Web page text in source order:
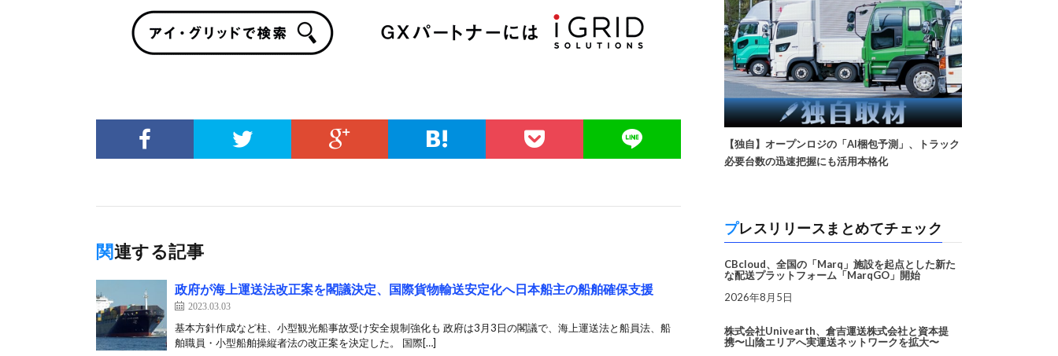
関連する記事
政府が海上運送法改正案を閣議決定、国際貨物輸送安定化へ日本船主の船舶確保支援
2023.03.03
基本方針作成など柱、小型観光船事故受け安全規制強化も 政府は3月3日の閣議で、海上運送法と船員法、船
舶職員・小型船舶操縦者法の改正案を決定した。 国際[…]
【独自】オープンロジの「AI梱包予測」、トラック
必要台数の迅速把握にも活用本格化
プレスリリースまとめてチェック
CBcloud、全国の「Marq」施設を起点とした新た
な配送プラットフォーム「MarqGO」開始
2026年8月5日
株式会社Univearth、倉吉運送株式会社と資本提
携〜山陰エリアへ実運送ネットワークを拡大〜